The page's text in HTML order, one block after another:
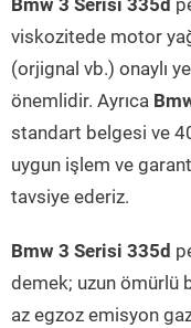
Bmw 3 Serisi 335d
viskozitede motor
(orjignal vb.) onaylı
önemlidir. Ayrıca
standart belgesi ve
uygun işlem ve
tavsiye ederiz.
Bmw 3 Serisi 335d
demek; uzun ömürlü
az egzoz emisyon